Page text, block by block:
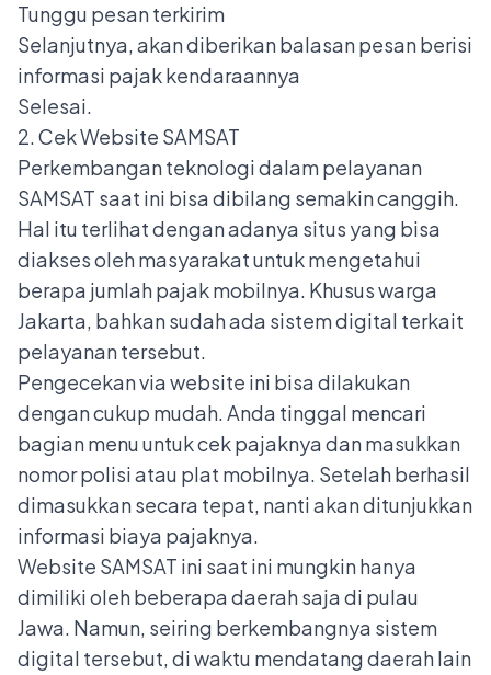
Tunggu pesan terkirim
Selanjutnya, akan diberikan balasan pesan berisi
informasi pajak kendaraannya
Selesai.
2. Cek Website SAMSAT
Perkembangan teknologi dalam pelayanan
SAMSAT saat ini bisa dibilang semakin canggih.
Hal itu terlihat dengan adanya situs yang bisa
diakses oleh masyarakat untuk mengetahui
berapa jumlah pajak mobilnya. Khusus warga
Jakarta, bahkan sudah ada sistem digital terkait
pelayanan tersebut.
Pengecekan via website ini bisa dilakukan
dengan cukup mudah. Anda tinggal mencari
bagian menu untuk cek pajaknya dan masukkan
nomor polisi atau plat mobilnya. Setelah berhasil
dimasukkan secara tepat, nanti akan ditunjukkan
informasi biaya pajaknya.
Website SAMSAT ini saat ini mungkin hanya
dimiliki oleh beberapa daerah saja di pulau
Jawa. Namun, seiring berkembangnya sistem
digital tersebut, di waktu mendatang daerah lain